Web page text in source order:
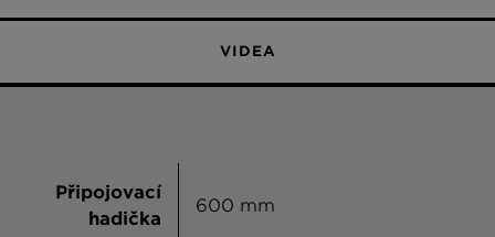
Twilight
Nero
Onyx
VIDEA
Připojovací
hadička
600 mm